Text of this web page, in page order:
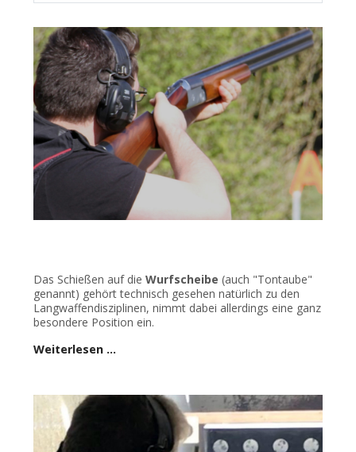
Das Schießen auf die Wurfscheibe (auch "Tontaube"
genannt) gehört technisch gesehen natürlich zu den
Langwaffendisziplinen, nimmt dabei allerdings eine ganz
besondere Position ein.
Weiterlesen …